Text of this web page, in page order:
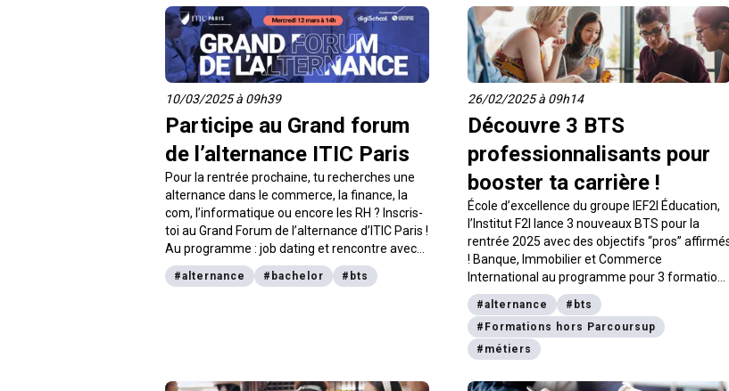
10/03/2025 à 09h39
Participe au Grand forum
de l’alternance ITIC Paris
Pour la rentrée prochaine, tu recherches une
alternance dans le commerce, la finance, la
com, l’informatique ou encore les RH ? Inscris-
toi au Grand Forum de l’alternance d’ITIC Paris !
Au programme : job dating et rencontre avec
des entreprises qui recrutent !
#alternance # bachelor # bts
26/02/2025 à 09h14
Découvre 3 BTS
professionnalisants pour
booster ta carrière !
École d’excellence du groupe IEF2I Éducation,
l’Institut F2I lance 3 nouveaux BTS pour la
rentrée 2025 avec des objectifs “pros”
! Banque, Immobilier et Commerce
International au programme pour 3 formations
professionnalisantes en 2 ans avec de
nombreux débouchés en sortie d’études !
#alternance # bts
# Formations hors Parcoursup
# métiers